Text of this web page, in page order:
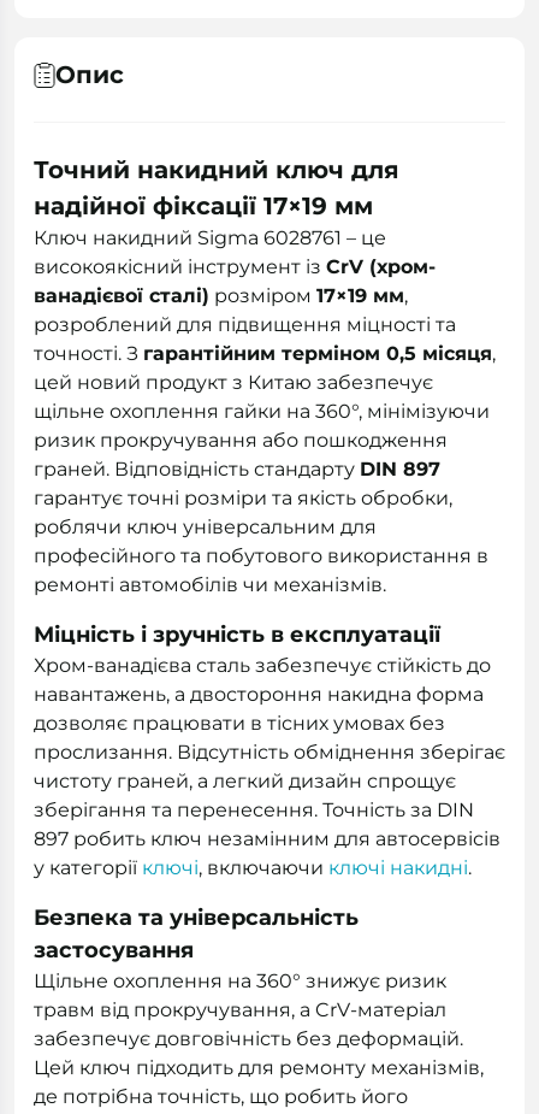
Опис
Точний накидний ключ для
надійної фіксації 17×19 мм
Ключ накидний Sigma 6028761 – це
високоякісний інструмент із CrV (хром-
ванадієвої сталі) розміром 17×19 мм,
розроблений для підвищення міцності та
точності. З гарантійним терміном 0,5 місяця,
цей новий продукт з Китаю забезпечує
щільне охоплення гайки на 360°, мінімізуючи
ризик прокручування або пошкодження
граней. Відповідність стандарту DIN 897
гарантує точні розміри та якість обробки,
роблячи ключ універсальним для
професійного та побутового використання в
ремонті автомобілів чи механізмів.
Міцність і зручність в експлуатації
Хром-ванадієва сталь забезпечує стійкість до
навантажень, а двостороння накидна форма
дозволяє працювати в тісних умовах без
прослизання. Відсутність обміднення зберігає
чистоту граней, а легкий дизайн спрощує
зберігання та перенесення. Точність за DIN
897 робить ключ незамінним для автосервісів
у категорії ключі, включаючи ключі накидні.
Безпека та універсальність
застосування
Щільне охоплення на 360° знижує ризик
травм від прокручування, а CrV-матеріал
забезпечує довговічність без деформацій.
Цей ключ підходить для ремонту механізмів,
де потрібна точність, що робить його